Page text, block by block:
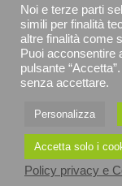
EUROGRAFICA
Noi e terze parti
simili per finalità
altre finalità come
Puoi acconsentire
pulsante
senza accettare.
Personalizza
Accetta solo i
Policy privacy e